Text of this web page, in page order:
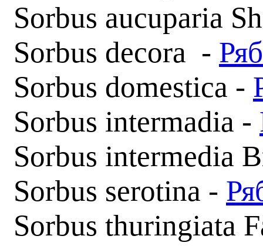
Sorbus aucuparia
Sorbus decora -
Sorbus domestica -
Sorbus intermadia -
Sorbus intermedia
Sorbus serotina -
Sorbus thuringiata